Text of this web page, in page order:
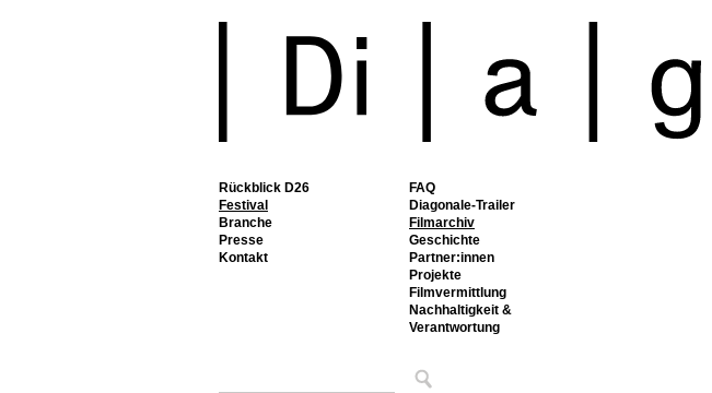
Rückblick D26
Festival
FAQ
Diagonale-Trailer
Filmarchiv
Geschichte
Partner:innen
Projekte
Filmvermittlung
Nachhaltigkeit &
Verantwortung
Branche
Presse
Kontakt